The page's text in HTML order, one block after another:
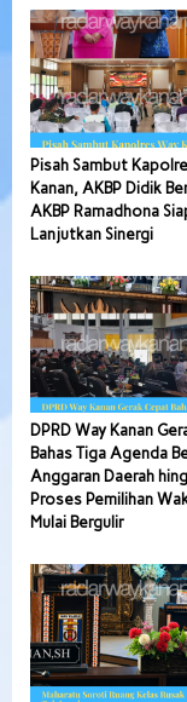
Pisah Sambut
Kanan, AKBP Didik
AKBP Ramadhona
Lanjutkan Sinergi
DPRD Way Kanan
Bahas Tiga Agenda
Anggaran Daerah
Proses Pemilihan
Mulai Bergulir